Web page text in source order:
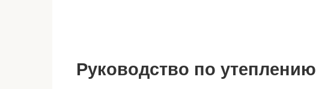
Руководство по утеплению